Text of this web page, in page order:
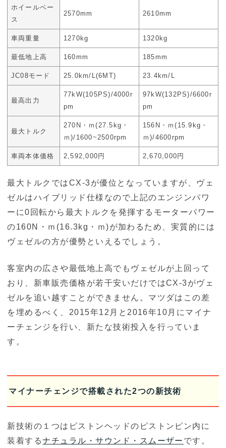
ホイールベー
ス
2570mm 2610mm
車両重量 1270kg 1320kg
最低地上高 160mm 185mm
JC08モード 25.0km/L(6MT) 23.4km/L
最高出力
77kW(105PS)/4000r
pm
97kW(132PS)/6600r
pm
最大トルク
270N・ｍ(27.5kg・
ｍ)/1600~2500rpm
156N・ｍ(15.9kg・
ｍ)/4600rpm
車両本体価格 2,592,000円 2,670,000円
最大トルクではCX-3が優位となっていますが、ヴェ
ゼルはハイブリッド仕様なので上記のエンジンパワ
ーに0回転から最大トルクを発揮するモーターパワー
の160N・ｍ(16.3kg・ｍ)が加わるため、実質的には
ヴェゼルの方が優勢といえるでしょう。
客室内の広さや最低地上高でもヴェゼルが上回って
おり、新車販売価格が若干安いだけではCX-3がヴェ
ゼルを追い越すことができません。マツダはこの差
を埋めるべく、2015年12月と2016年10月にマイナ
ーチェンジを行い、新たな技術投入を行っていま
す。
マイナーチェンジで搭載された2つの新技術
新技術の１つはピストンヘッドのピストンピン内に
装着するナチュラル・サウンド・スムーザー です。